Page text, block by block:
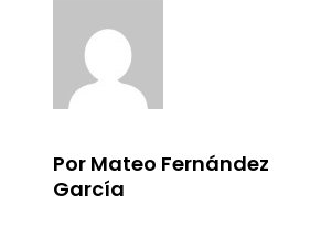
Por Mateo Fernández
García